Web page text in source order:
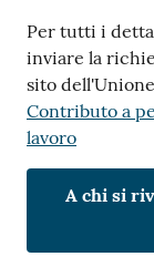
Per tutti i
inviare la
sito
Contributo a
lavoro
A chi si